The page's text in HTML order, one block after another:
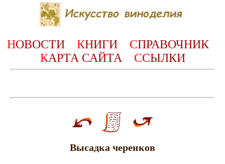
НОВОСТИ КНИГИ СПРАВОЧНИК
КАРТА САЙТА ССЫЛКИ
Высадка черенков